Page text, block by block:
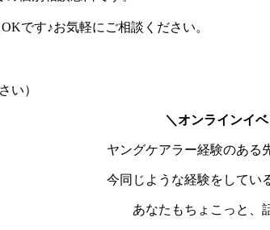
です♪お気軽にご相談ください。
い）
＼オンラインイ
ヤングケアラー経験のある
今同じような経験をしてい
あなたもちょこっと、